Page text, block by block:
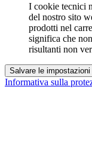
I cookie tecnici
del nostro sito
prodotti nel
significa che
risultanti non
Salvare le impostazioni
Informativa sulla